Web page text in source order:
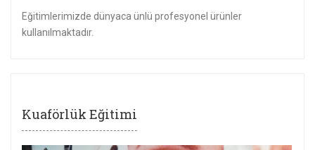
Eğitimlerimizde dünyaca ünlü profesyonel ürünler
kullanılmaktadır.
Kuaförlük Eğitimi